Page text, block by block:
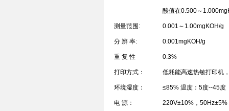
酸值在0.500～
测量范围: 0.001～1.00mgKOH/g
分 辨 率: 0.001mgKOH/g
重 复 性 0.3%
打印方式： 低耗能高速热敏打印机
环境湿度： ≤85% 温度：5度--45度
电 源： 220V±10%，50Hz±5%